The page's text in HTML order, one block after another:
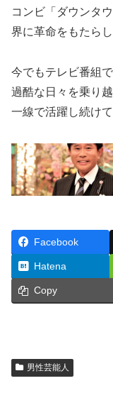
コンビ「ダウンタ
界に革命をもたらし
今でもテレビ番組
過酷な日々を乗り
一線で活躍し続け
Facebook
Hatena
Copy
男性芸能人